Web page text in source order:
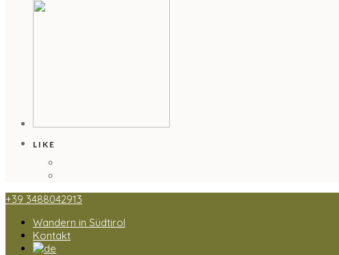
LIKE
+39 3488042913
Wandern in Südtirol
Kontakt